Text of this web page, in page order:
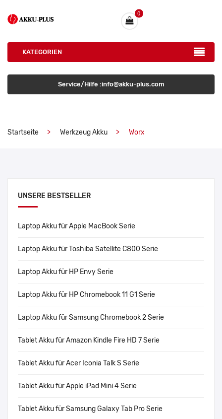
0
KATEGORIEN
Service/Hilfe :info@akku-plus.com
Startseite Werkzeug Akku Worx
UNSERE BESTSELLER
Laptop Akku für Apple MacBook Serie
Laptop Akku für Toshiba Satellite C800 Serie
Laptop Akku für HP Envy Serie
Laptop Akku für HP Chromebook 11 G1 Serie
Laptop Akku für Samsung Chromebook 2 Serie
Tablet Akku für Amazon Kindle Fire HD 7 Serie
Tablet Akku für Acer Iconia Talk S Serie
Tablet Akku für Apple iPad Mini 4 Serie
Tablet Akku für Samsung Galaxy Tab Pro Serie